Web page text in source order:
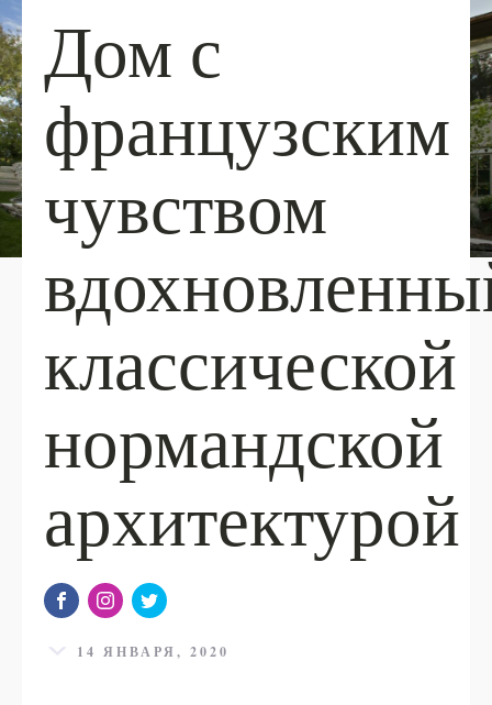
Дом с
французским
чувством
классической
нормандской
архитектурой
14 ЯНВАРЯ, 2020